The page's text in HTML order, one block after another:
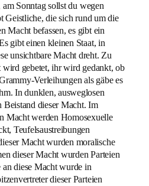
Sonntag sollst du wegen
Geistliche, die sich rund um die
Macht befassen, es gibt ein
gibt einen kleinen Staat, in
unsichtbare Macht dreht. Zu
wird gebetet, ihr wird gedankt, ob
Verleihungen als gäbe es
In dunklen, ausweglosen
Beistand dieser Macht. Im
Macht werden Homosexuelle
Teufelsaustreibungen
Macht wurden moralische
dieser Macht wurden Parteien
an diese Macht wurde in
dieser Parteien